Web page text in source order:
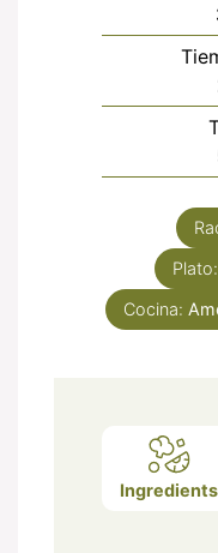
Plato:
Cocina:
Ingredients